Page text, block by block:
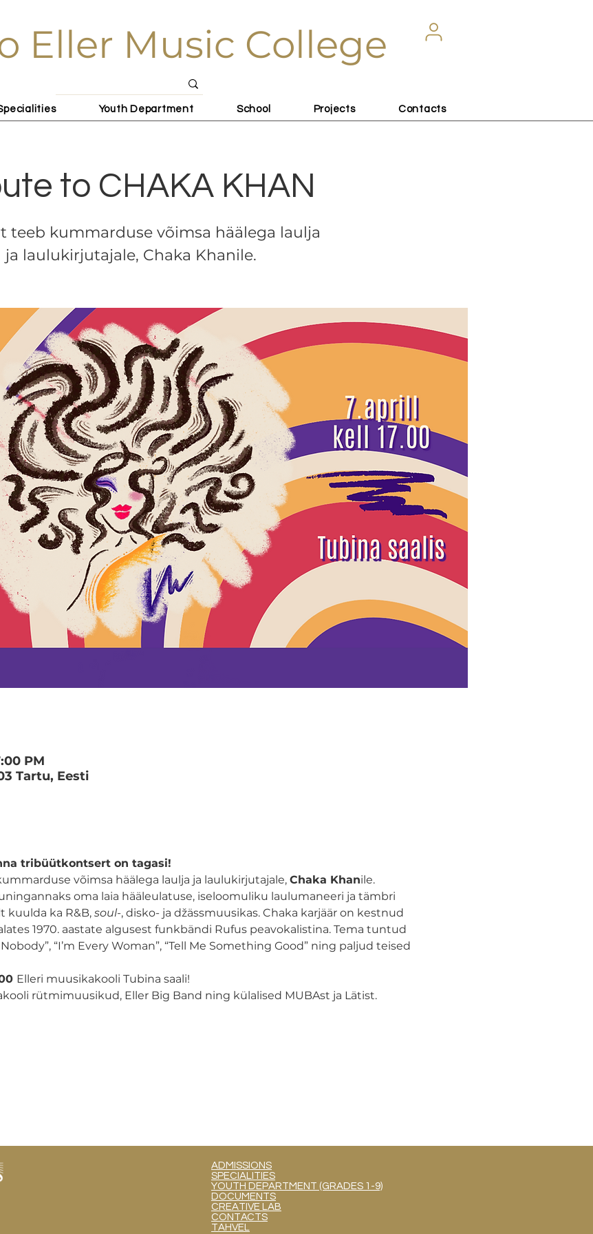
Eller Music College
Youth Department School Projects Contacts
to CHAKA KHAN
teeb kummarduse võimsa häälega laulja
ja laulukirjutajale, Chaka Khanile.
PM
Tartu, Eesti
tribüütkontsert on tagasi!
võimsa häälega laulja ja laulukirjutajale, Chaka Khanile.
oma laia hääleulatuse, iseloomuliku laulumaneeri ja tämbri
kuulda ka R&B, soul-, disko- ja džässmuusikas. Chaka karjäär on kestnud
1970. aastate algusest funkbändi Rufus peavokalistina. Tema tuntud
“I’m Every Woman”, “Tell Me Something Good” ning paljud teised
Elleri muusikakooli Tubina saali!
rütmimuusikud, Eller Big Band ning külalised MUBAst ja Lätist.
ADMISSIONS
SPECIALITIES
YOUTH DEPARTMENT (GRADES 1-9)
DOCUMENTS
CREATIVE LAB
CONTACTS
TAHVEL